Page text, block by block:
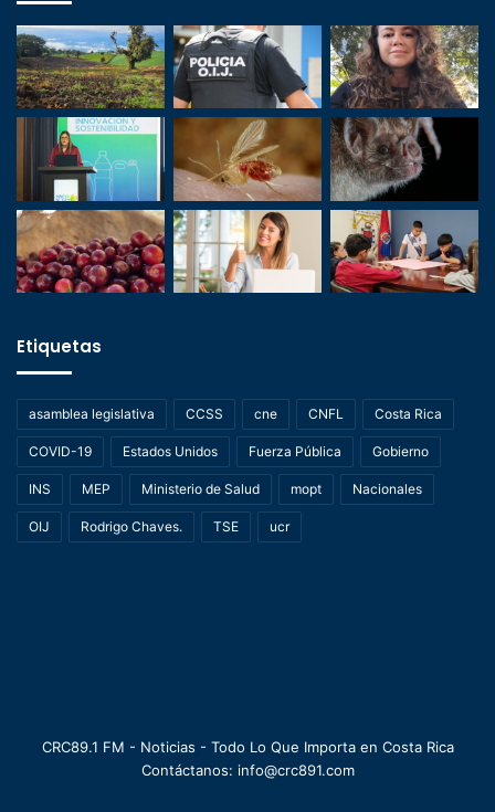
Etiquetas
asamblea legislativa CCSS cne CNFL Costa Rica
COVID-19 Estados Unidos Fuerza Pública Gobierno
INS MEP Ministerio de Salud mopt Nacionales
OIJ Rodrigo Chaves. TSE ucr
CRC89.1 FM - Noticias - Todo Lo Que Importa en Costa Rica
Contáctanos: info@crc891.com